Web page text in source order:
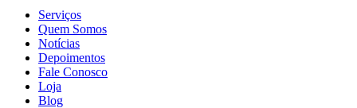
Serviços
Quem Somos
Notícias
Depoimentos
Fale Conosco
Loja
Blog